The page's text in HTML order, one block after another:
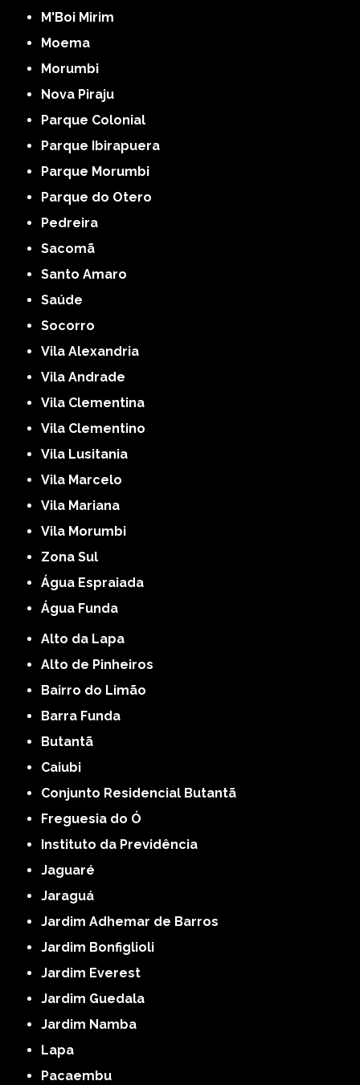
M'Boi Mirim
Moema
Morumbi
Nova Piraju
Parque Colonial
Parque Ibirapuera
Parque Morumbi
Parque do Otero
Pedreira
Sacomã
Santo Amaro
Saúde
Socorro
Vila Alexandria
Vila Andrade
Vila Clementina
Vila Clementino
Vila Lusitania
Vila Marcelo
Vila Mariana
Vila Morumbi
Zona Sul
Água Espraiada
Água Funda
Alto da Lapa
Alto de Pinheiros
Bairro do Limão
Barra Funda
Butantã
Caiubi
Conjunto Residencial Butantã
Freguesia do Ó
Instituto da Previdência
Jaguaré
Jaraguá
Jardim Adhemar de Barros
Jardim Bonfiglioli
Jardim Everest
Jardim Guedala
Jardim Namba
Lapa
Pacaembu